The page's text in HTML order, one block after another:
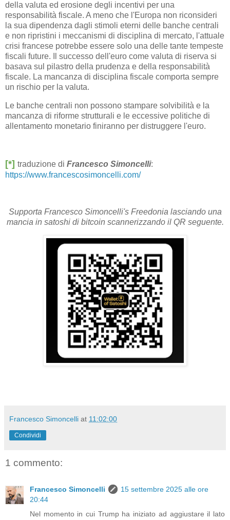
della valuta ed erosione degli incentivi per una
responsabilità fiscale. A meno che l'Europa non riconsideri
la sua dipendenza dagli stimoli eterni delle banche centrali
e non ripristini i meccanismi di disciplina di mercato, l'attuale
crisi francese potrebbe essere solo una delle tante tempeste
fiscali future. Il successo dell'euro come valuta di riserva si
basava sul pilastro della prudenza e della responsabilità
fiscale. La mancanza di disciplina fiscale comporta sempre
un rischio per la valuta.
Le banche centrali non possono stampare solvibilità e la
mancanza di riforme strutturali e le eccessive politiche di
allentamento monetario finiranno per distruggere l'euro.
[*] traduzione di Francesco Simoncelli:
https://www.francescosimoncelli.com/
Supporta Francesco Simoncelli's Freedonia lasciando una
mancia in satoshi di bitcoin scannerizzando il QR seguente.
Francesco Simoncelli at 11:02:00
Condividi
1 commento:
Francesco Simoncelli
15 settembre 2025 alle ore
20:44
Nel momento in cui Trump ha iniziato ad aggiustare il lato